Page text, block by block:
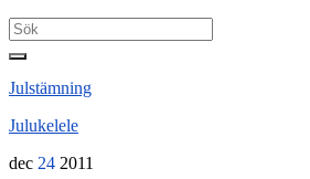
Search
for:
Julstämning
Julukelele
dec 24 2011